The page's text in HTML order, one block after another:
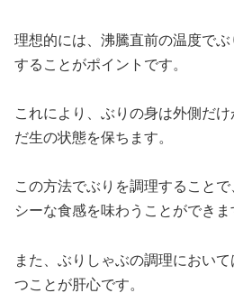
理想的には、沸騰直前の温度で
することがポイントです。
これにより、ぶりの身は外側だ
だ生の状態を保ちます。
この方法でぶりを調理すること
シーな食感を味わうことができま
また、ぶりしゃぶの調理におい
つことが肝心です。